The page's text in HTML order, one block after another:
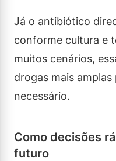
Já o antibiótico
conforme cultura e
muitos cenários,
drogas mais
necessário.
Como decisões
futuro